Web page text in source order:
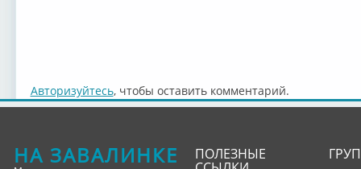
Авторизуйтесь, чтобы оставить комментарий.
НА ЗАВАЛИНКЕ ПОЛЕЗНЫЕ